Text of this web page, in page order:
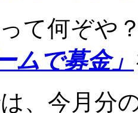
って何ぞや
ムで募金」
、今月分